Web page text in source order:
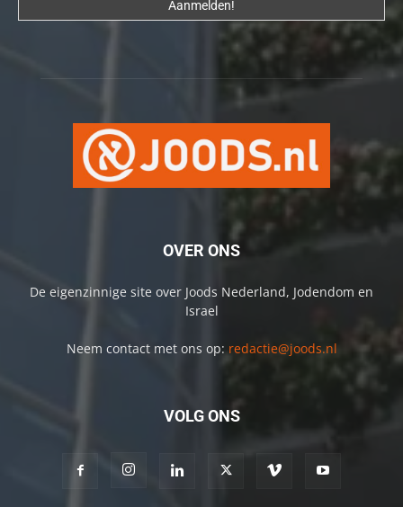
OVER ONS
De eigenzinnige site over Joods Nederland, Jodendom en
Israel
Neem contact met ons op: redactie@joods.nl
VOLG ONS